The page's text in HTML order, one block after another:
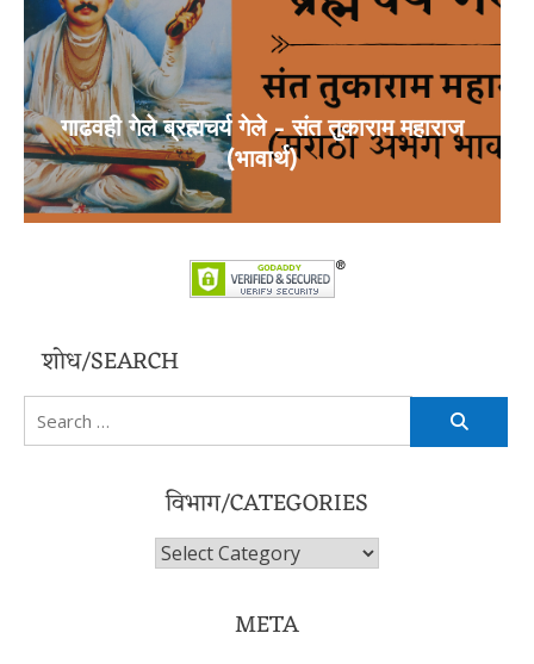
गाढवही गेले ब्रह्मचर्य गेले – संत तुकाराम महाराज
(भावार्थ)
शोध/SEARCH
Search
for:
विभाग/CATEGORIES
विभाग/Categories
META